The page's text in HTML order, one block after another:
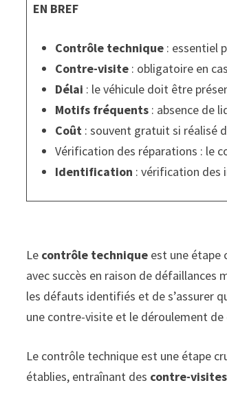
EN BREF
Contrôle technique : essentiel
Contre-visite : obligatoire en
Délai : le véhicule doit être
Motifs fréquents : absence de
Coût : souvent gratuit si réalisé
Vérification des réparations : le
Identification : vérification des
Le contrôle technique est une étape
avec succès en raison de défaillances
les défauts identifiés et de s’assurer
une contre-visite et le déroulement de
Le contrôle technique est une étape
établies, entraînant des contre-visites